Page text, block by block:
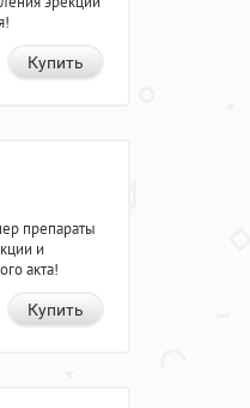
Купить
препараты
и
акта!
Купить